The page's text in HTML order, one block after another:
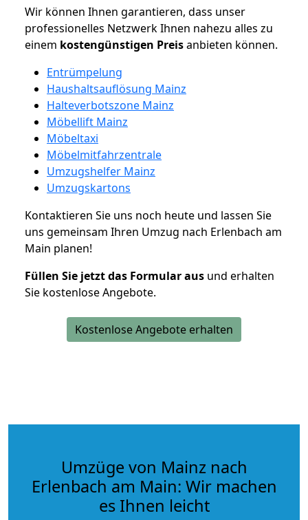
Wir können Ihnen garantieren, dass unser
professionelles Netzwerk Ihnen nahezu alles zu
einem kostengünstigen Preisanbieten können.
Entrümpelung
Haushaltsauflösung Mainz
Halteverbotszone Mainz
Möbellift Mainz
Möbeltaxi
Möbelmitfahrzentrale
Umzugshelfer Mainz
Umzugskartons
Kontaktieren Sie uns noch heute und lassen Sie
uns gemeinsam Ihren Umzug nach Erlenbach am
Main planen!
Füllen Sie jetzt das Formular aus und erhalten
Sie kostenlose Angebote.
Kostenlose Angebote erhalten
Umzüge von Mainz nach
Erlenbach am Main: Wir machen
es Ihnen leicht